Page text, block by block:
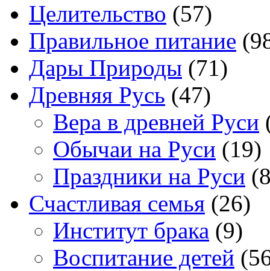
Целительство (57)
Правильное питание
Дары Природы (71)
Древняя Русь (47)
Вера в древней Руси
Обычаи на Руси (19)
Праздники на Руси
Счастливая семья (26)
Институт брака (9)
Воспитание детей